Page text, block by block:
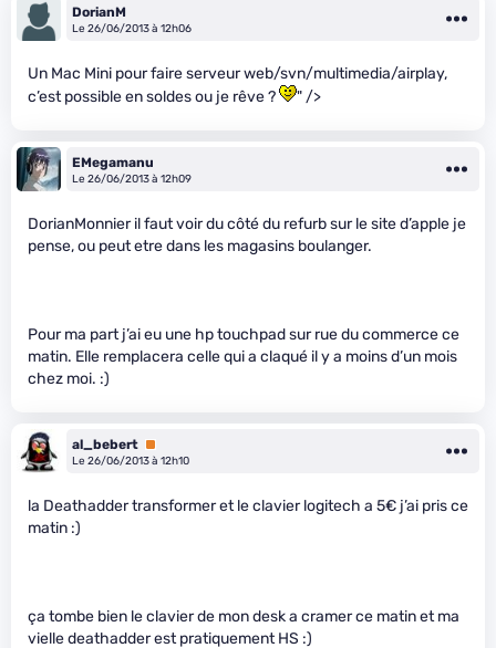
DorianM
Le 26/06/2013 à 12h06
Un Mac Mini pour faire serveur web/svn/multimedia/airplay,
c’est possible en soldes ou je rêve ?
" />
EMegamanu
Le 26/06/2013 à 12h09
DorianMonnier il faut voir du côté du refurb sur le site d’apple je
pense, ou peut etre dans les magasins boulanger.
Pour ma part j’ai eu une hp touchpad sur rue du commerce ce
matin. Elle remplacera celle qui a claqué il y a moins d’un mois
chez moi. :)
al_bebert Premium
Le 26/06/2013 à 12h10
la Deathadder transformer et le clavier logitech a 5€ j’ai pris ce
matin :)
ça tombe bien le clavier de mon desk a cramer ce matin et ma
vielle deathadder est pratiquement HS :)